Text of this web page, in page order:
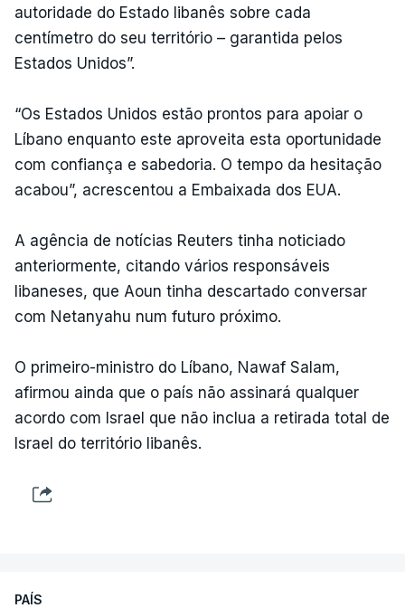
autoridade do Estado libanês sobre cada
centímetro do seu território – garantida pelos
Estados Unidos”.
“Os Estados Unidos estão prontos para apoiar o
Líbano enquanto este aproveita esta oportunidade
com confiança e sabedoria. O tempo da hesitação
acabou”, acrescentou a Embaixada dos EUA.
A agência de notícias Reuters tinha noticiado
anteriormente, citando vários responsáveis ​​
libaneses, que Aoun tinha descartado conversar
com Netanyahu num futuro próximo.
O primeiro-ministro do Líbano, Nawaf Salam,
afirmou ainda que o país não assinará qualquer
acordo com Israel que não inclua a retirada total de
Israel do território libanês.
PAÍS